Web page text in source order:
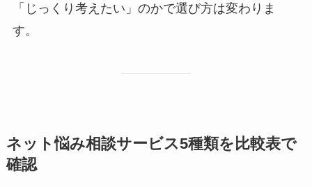
「じっくり考えたい」のかで選び方は変わりま
す。
ネット悩み相談サービス5種類を比較表で
確認